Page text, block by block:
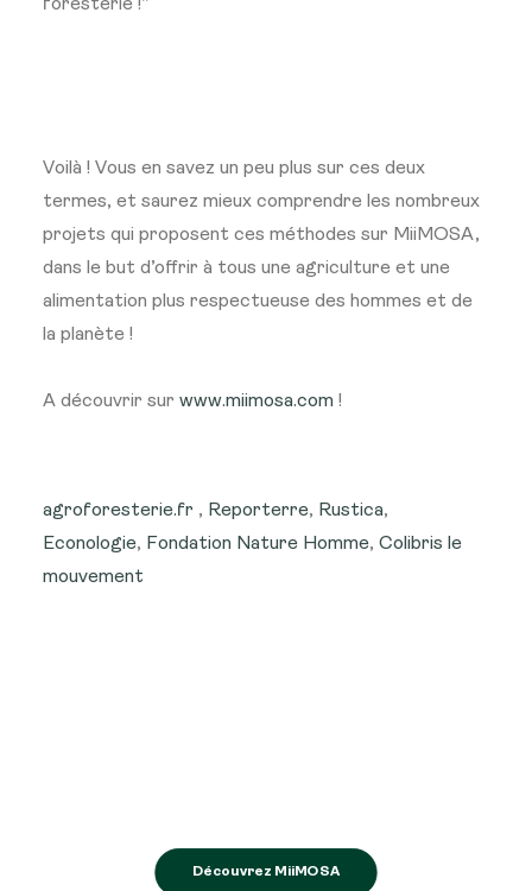
foresterie !”
Voilà ! Vous en savez un peu plus sur ces deux
termes, et saurez mieux comprendre les nombreux
projets qui proposent ces méthodes sur MiiMOSA,
dans le but d’offrir à tous une agriculture et une
alimentation plus respectueuse des hommes et de
la planète !
A découvrir sur www.miimosa.com !
agroforesterie.fr , Reporterre, Rustica,
Econologie, Fondation Nature Homme, Colibris le
mouvement
Découvrez MiiMOSA